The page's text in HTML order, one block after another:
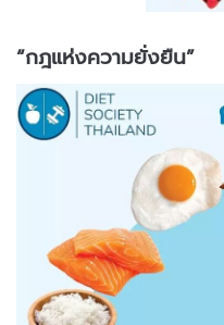
“กฎแห่งความยั่งยืน”